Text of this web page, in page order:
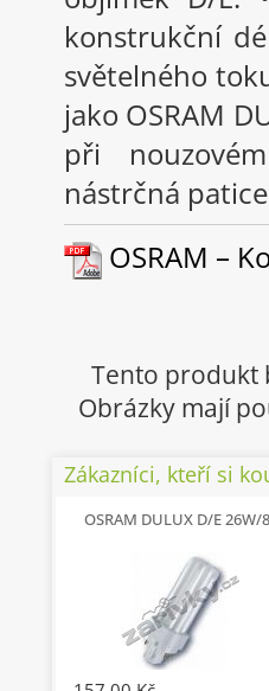
konstrukční
světelného
jako OSRAM
při
nástrčná
OSRAM –
Tento produkt
Obrázky mají
Zákazníci, kteří si
OSRAM DULUX D/E 26W/